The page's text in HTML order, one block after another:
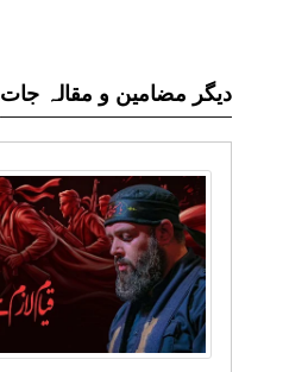
دیگر مضامین و مقالہ جات